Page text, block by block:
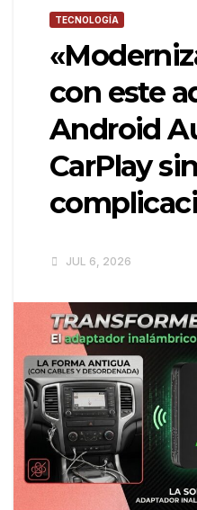
TECNOLOGÍA
con este
Android
CarPlay sin
JUL 6, 2026